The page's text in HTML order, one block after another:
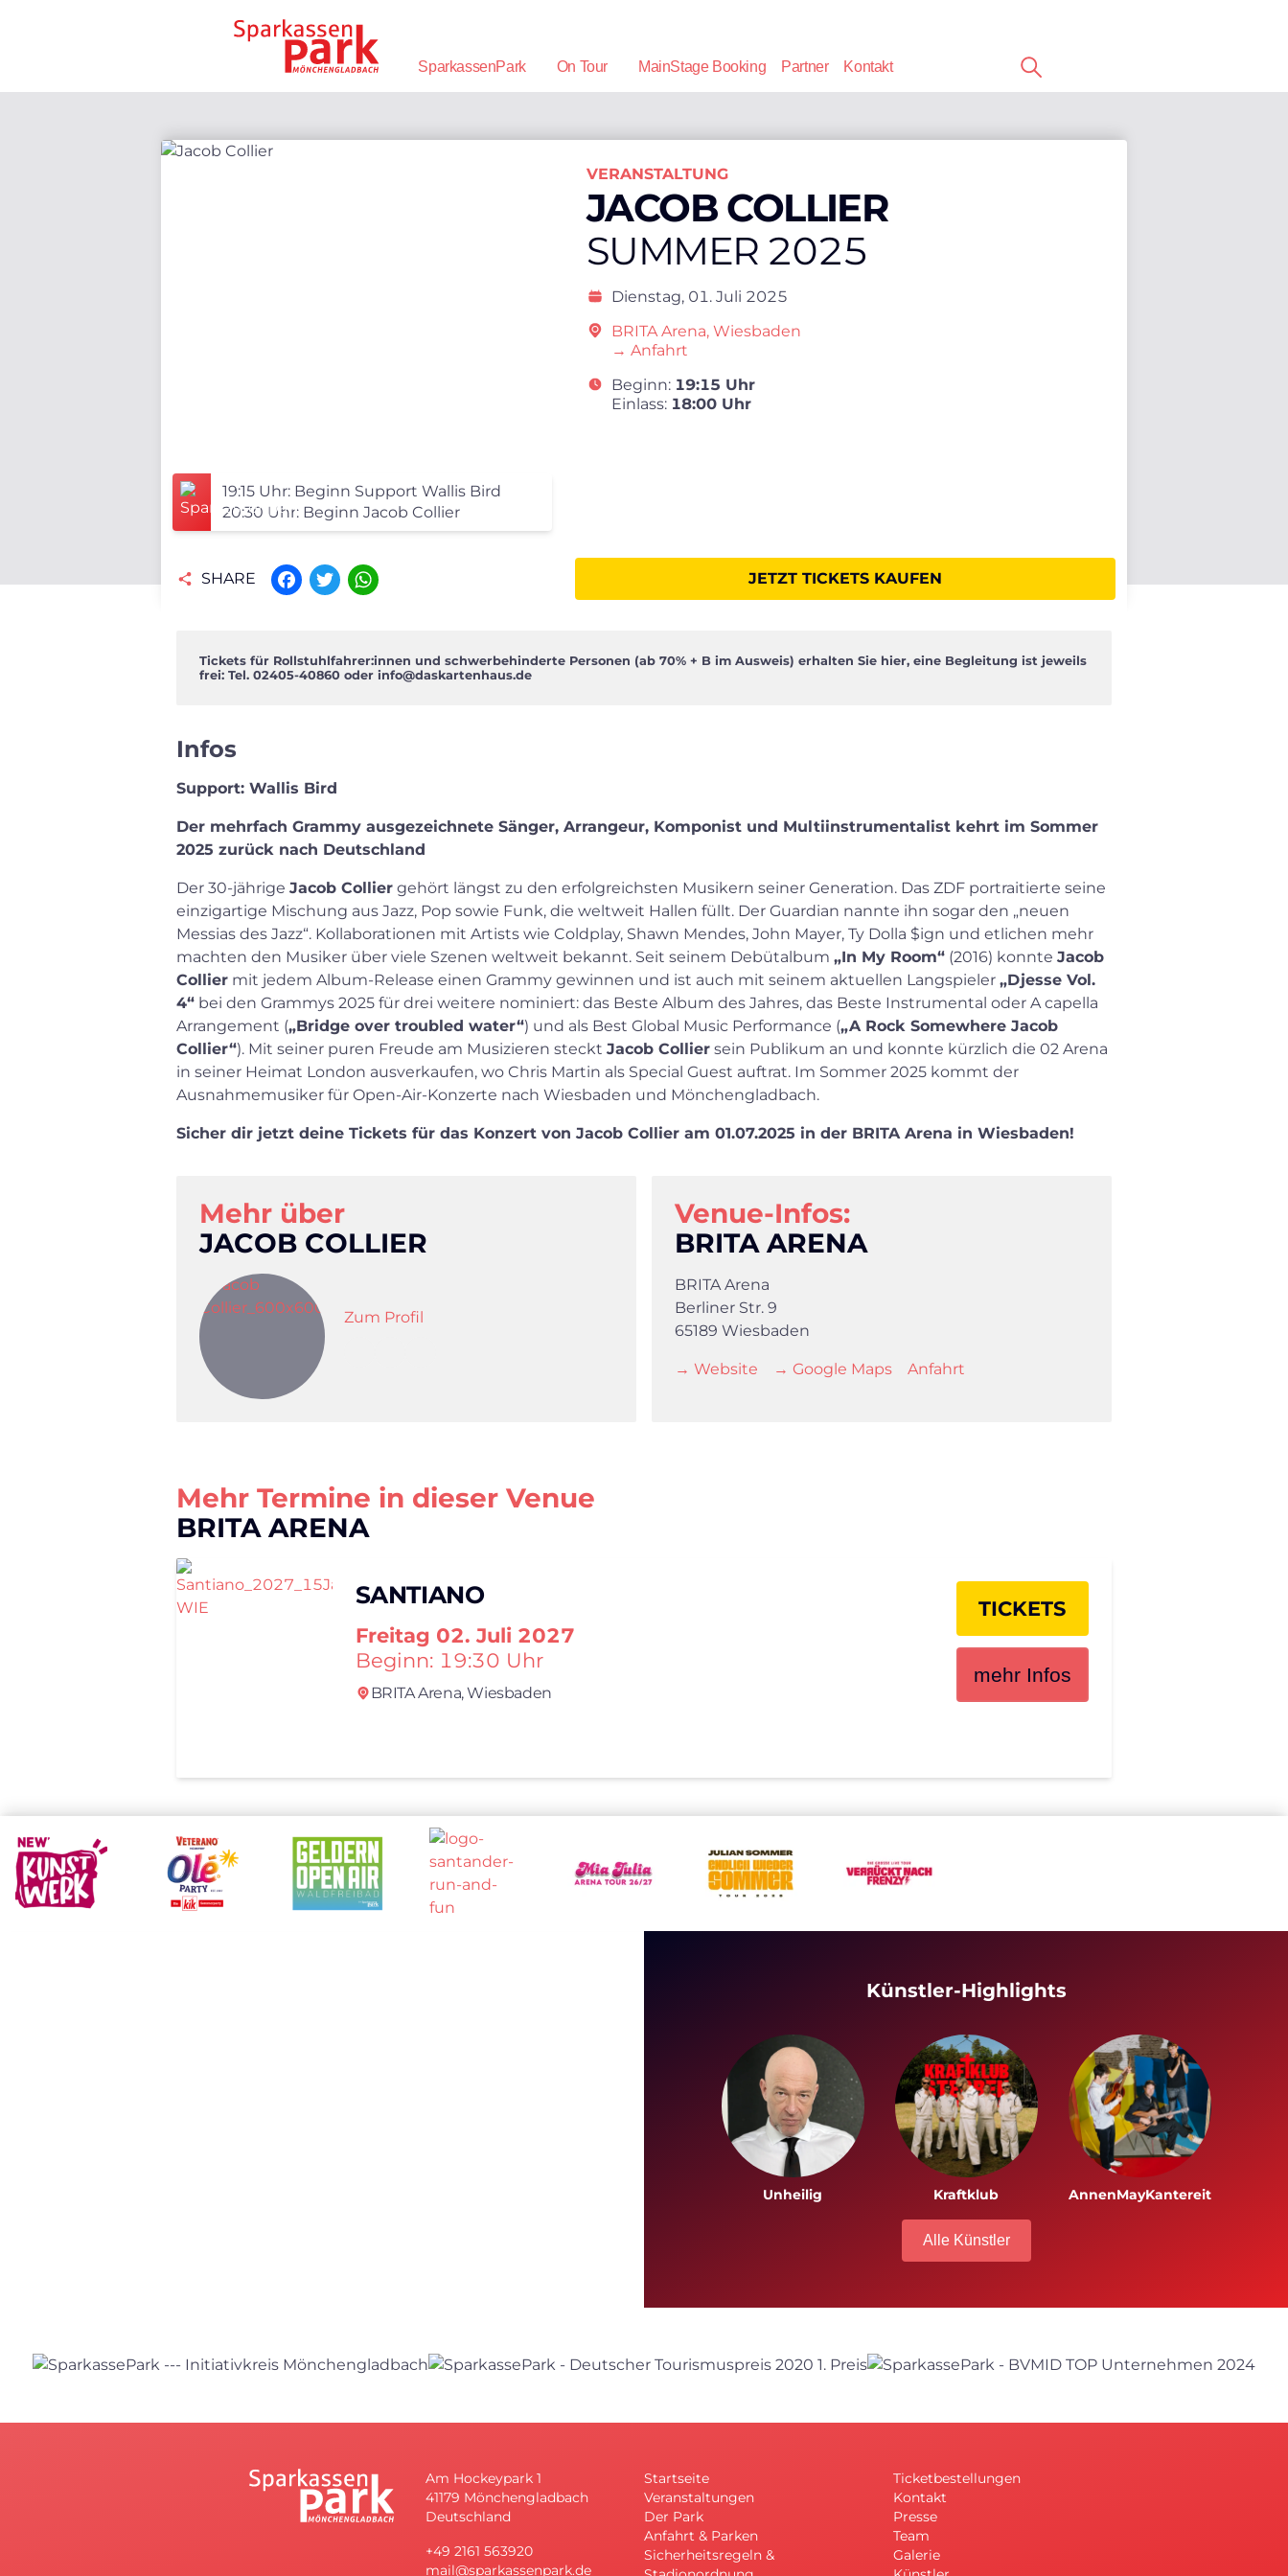
SparkassenPark On Tour MainStage Booking Partner Kontakt
19:15 Uhr: Beginn Support Wallis Bird
20:30 Uhr: Beginn Jacob Collier
VERANSTALTUNG
JACOB COLLIER
SUMMER 2025
Dienstag, 01. Juli 2025
BRITA Arena, Wiesbaden
→ Anfahrt
Beginn: 19:15 Uhr
Einlass: 18:00 Uhr
SHARE JETZT TICKETS KAUFEN
Tickets für Rollstuhlfahrer:innen und schwerbehinderte Personen (ab 70% + B im Ausweis) erhalten Sie hier, eine Begleitung ist jeweils
frei: Tel. 02405-40860 oder info@daskartenhaus.de
Infos
Support: Wallis Bird
Der mehrfach Grammy ausgezeichnete Sänger, Arrangeur, Komponist und Multiinstrumentalist kehrt im Sommer
2025 zurück nach Deutschland
Der 30-jährige Jacob Collier gehört längst zu den erfolgreichsten Musikern seiner Generation. Das ZDF portraitierte seine
einzigartige Mischung aus Jazz, Pop sowie Funk, die weltweit Hallen füllt. Der Guardian nannte ihn sogar den „neuen
Messias des Jazz“. Kollaborationen mit Artists wie Coldplay, Shawn Mendes, John Mayer, Ty Dolla $ign und etlichen mehr
machten den Musiker über viele Szenen weltweit bekannt. Seit seinem Debütalbum „In My Room“ (2016) konnte Jacob
Collier mit jedem Album-Release einen Grammy gewinnen und ist auch mit seinem aktuellen Langspieler „Djesse Vol.
4“ bei den Grammys 2025 für drei weitere nominiert: das Beste Album des Jahres, das Beste Instrumental oder A capella
Arrangement („Bridge over troubled water“) und als Best Global Music Performance („A Rock Somewhere Jacob
Collier“). Mit seiner puren Freude am Musizieren steckt Jacob Collier sein Publikum an und konnte kürzlich die 02 Arena
in seiner Heimat London ausverkaufen, wo Chris Martin als Special Guest auftrat. Im Sommer 2025 kommt der
Ausnahmemusiker für Open-Air-Konzerte nach Wiesbaden und Mönchengladbach.
Sicher dir jetzt deine Tickets für das Konzert von Jacob Collier am 01.07.2025 in der BRITA Arena in Wiesbaden!
Mehr über
JACOB COLLIER
Zum Profil
Venue-Infos:
BRITA ARENA
BRITA Arena
Berliner Str. 9
65189 Wiesbaden
→ Website → Google Maps Anfahrt
Mehr Termine in dieser Venue
BRITA ARENA
SANTIANO
Freitag 02. Juli 2027
Beginn: 19:30 Uhr
BRITA Arena,Wiesbaden
TICKETS
mehr Infos
Künstler-Highlights
Unheilig Kraftklub AnnenMayKantereit
Alle Künstler
Am Hockeypark 1
41179 Mönchengladbach
Deutschland
+49 2161 563920
mail@sparkassenpark.de
Startseite
Veranstaltungen
Der Park
Anfahrt & Parken
Sicherheitsregeln &
Ticketbestellungen
Kontakt
Presse
Team
Galerie